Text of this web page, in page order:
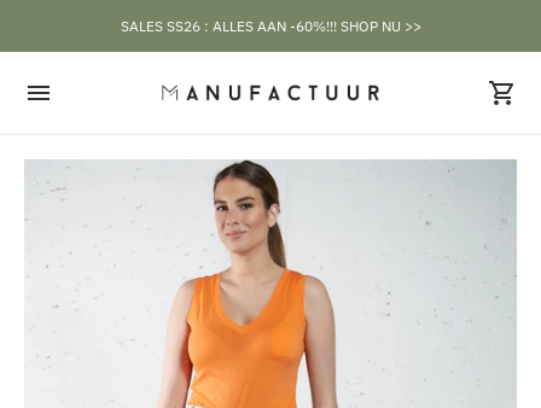
SALES SS26 : ALLES AAN -60%!!! SHOP NU >>